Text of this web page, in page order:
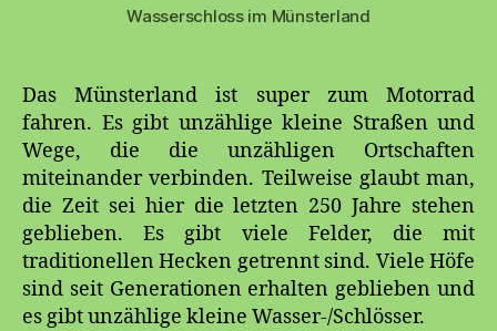
Wasserschloss im Münsterland
Das Münsterland ist super zum Motorrad
fahren. Es gibt unzählige kleine Straßen und
Wege, die die unzähligen Ortschaften
miteinander verbinden. Teilweise glaubt man,
die Zeit sei hier die letzten 250 Jahre stehen
geblieben. Es gibt viele Felder, die mit
traditionellen Hecken getrennt sind. Viele Höfe
sind seit Generationen erhalten geblieben und
es gibt unzählige kleine Wasser-/Schlösser.